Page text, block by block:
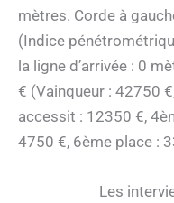
mètres. Corde à
(Indice
la ligne d’arrivée : 0
€ (Vainqueur : 42750
accessit : 12350 €,
4750 €, 6ème place :
Les